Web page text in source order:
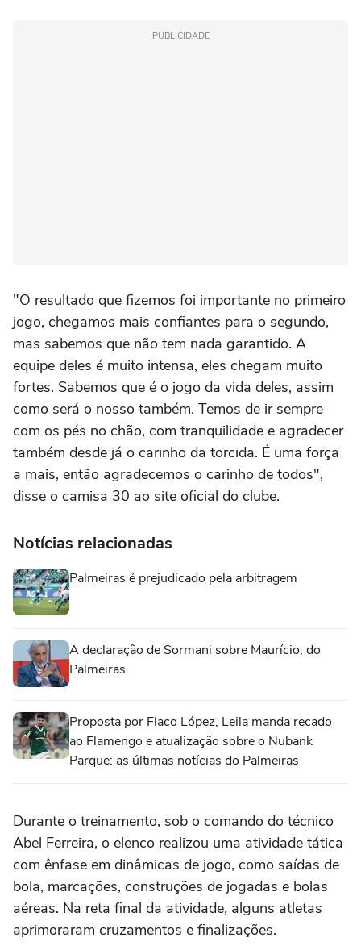
PUBLICIDADE
"O resultado que fizemos foi importante no primeiro
jogo, chegamos mais confiantes para o segundo,
mas sabemos que não tem nada garantido. A
equipe deles é muito intensa, eles chegam muito
fortes. Sabemos que é o jogo da vida deles, assim
como será o nosso também. Temos de ir sempre
com os pés no chão, com tranquilidade e agradecer
também desde já o carinho da torcida. É uma força
a mais, então agradecemos o carinho de todos",
disse o camisa 30 ao site oficial do clube.
Notícias relacionadas
Palmeiras é prejudicado pela arbitragem
A declaração de Sormani sobre Maurício, do
Palmeiras
Proposta por Flaco López, Leila manda recado
ao Flamengo e atualização sobre o Nubank
Parque: as últimas notícias do Palmeiras
Durante o treinamento, sob o comando do técnico
Abel Ferreira, o elenco realizou uma atividade tática
com ênfase em dinâmicas de jogo, como saídas de
bola, marcações, construções de jogadas e bolas
aéreas. Na reta final da atividade, alguns atletas
aprimoraram cruzamentos e finalizações.